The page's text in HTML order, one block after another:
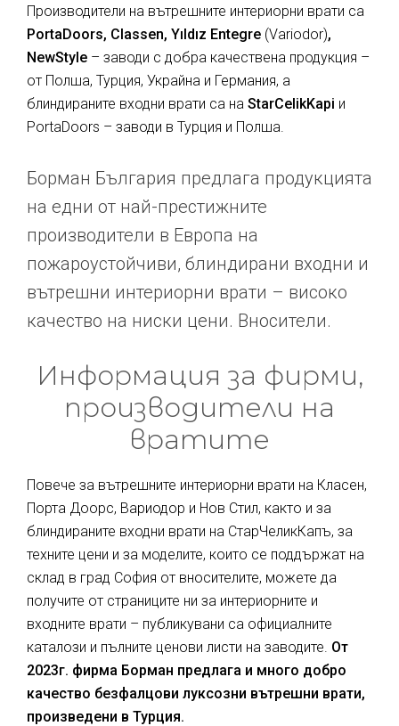
Производители на вътрешните интериорни врати са
PortaDoors, Classen, Yıldız Entegre (Variodor),
NewStyle – заводи с добра качествена продукция –
от Полша, Турция, Украйна и Германия, а
блиндираните входни врати са на StarCelikKapi и
PortaDoors – заводи в Турция и Полша.
Борман България предлага продукцията
на едни от най-престижните
производители в Европа на
пожароустойчиви, блиндирани входни и
вътрешни интериорни врати – високо
качество на ниски цени. Вносители.
Информация за фирми,
производители на
вратите
Повече за вътрешните интериорни врати на Класен,
Порта Доорс, Вариодор и Нов Стил, както и за
блиндираните входни врати на СтарЧеликКапъ, за
техните цени и за моделите, които се поддържат на
склад в град София от вносителите, можете да
получите от страниците ни за интериорните и
входните врати – публикувани са официалните
каталози и пълните ценови листи на заводите. От
2023г. фирма Борман предлага и много добро
качество безфалцови луксозни вътрешни врати,
произведени в Турция.